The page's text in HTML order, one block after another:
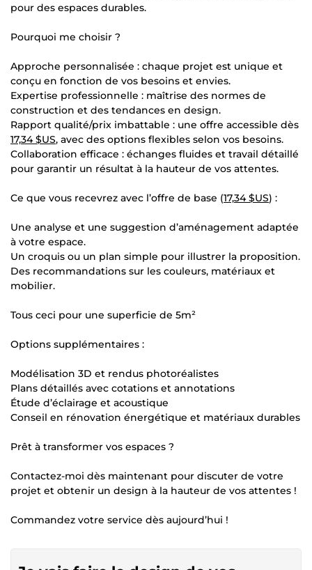
pour des espaces durables.
Pourquoi me choisir ?
Approche personnalisée : chaque projet est unique et
conçu en fonction de vos besoins et envies.
Expertise professionnelle : maîtrise des normes de
construction et des tendances en design.
Rapport qualité/prix imbattable : une offre accessible dès
17,34 $US, avec des options flexibles selon vos besoins.
Collaboration efficace : échanges fluides et travail détaillé
pour garantir un résultat à la hauteur de vos attentes.
Ce que vous recevrez avec l’offre de base (17,34 $US) :
Une analyse et une suggestion d’aménagement adaptée
à votre espace.
Un croquis ou un plan simple pour illustrer la proposition.
Des recommandations sur les couleurs, matériaux et
mobilier.
Tous ceci pour une superficie de 5m²
Options supplémentaires :
Modélisation 3D et rendus photoréalistes
Plans détaillés avec cotations et annotations
Étude d’éclairage et acoustique
Conseil en rénovation énergétique et matériaux durables
Prêt à transformer vos espaces ?
Contactez-moi dès maintenant pour discuter de votre
projet et obtenir un design à la hauteur de vos attentes !
Commandez votre service dès aujourd’hui !